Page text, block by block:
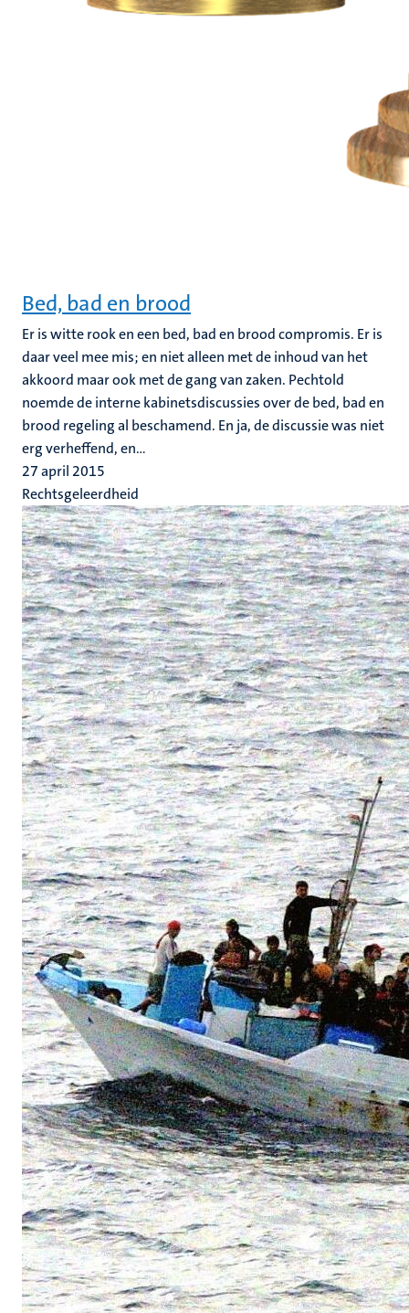
Bed, bad en brood
Er is witte rook en een bed, bad en brood compromis. Er is
daar veel mee mis; en niet alleen met de inhoud van het
akkoord maar ook met de gang van zaken. Pechtold
noemde de interne kabinetsdiscussies over de bed, bad en
brood regeling al beschamend. En ja, de discussie was niet
erg verheffend, en...
27 april 2015
Rechtsgeleerdheid